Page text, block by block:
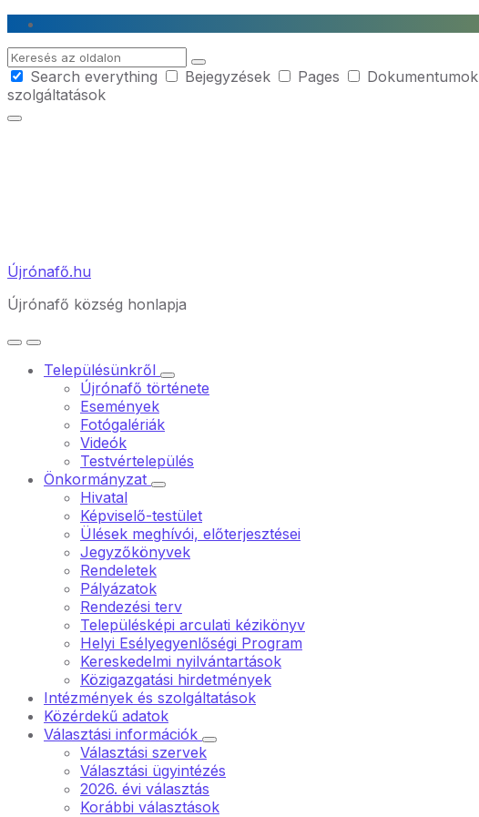
Skip
content
Skip
main
navigation
Skip
footer
Search
Search everything
Bejegyzések Pages Dokumentumok
szolgáltatások
Újrónafő.hu
Újrónafő község honlapja
Településünkről
Újrónafő története
Események
Fotógalériák
Videók
Testvértelepülés
Önkormányzat
Hivatal
Képviselő-testület
Ülések meghívói, előterjesztései
Jegyzőkönyvek
Rendeletek
Pályázatok
Rendezési terv
Településképi arculati kézikönyv
Helyi Esélyegyenlőségi Program
Kereskedelmi nyilvántartások
Közigazgatási hirdetmények
Intézmények és szolgáltatások
Közérdekű adatok
Választási információk
Választási szervek
Választási ügyintézés
2026. évi választás
Korábbi választások